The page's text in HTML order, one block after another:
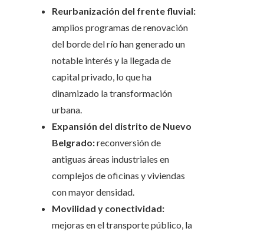
Reurbanización del frente fluvial:
amplios programas de renovación
del borde del río han generado un
notable interés y la llegada de
capital privado, lo que ha
dinamizado la transformación
urbana.
Expansión del distrito de Nuevo
Belgrado:reconversión de
antiguas áreas industriales en
complejos de oficinas y viviendas
con mayor densidad.
Movilidad y conectividad:
mejoras en el transporte público, la